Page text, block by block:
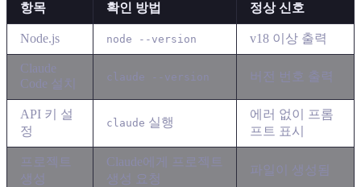
항목 확인 방법 정상 신호
Node.js node --version v18 이상 출력
Claude
Code 설치
claude --version 버전 번호 출력
API 키 설
정
claude 실행
에러 없이 프롬
프트 표시
프로젝트
생성
Claude에게 프로젝트
생성 요청
파일이 생성됨